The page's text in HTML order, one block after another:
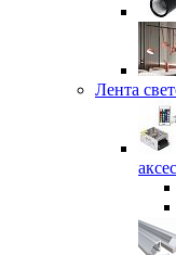
Лента